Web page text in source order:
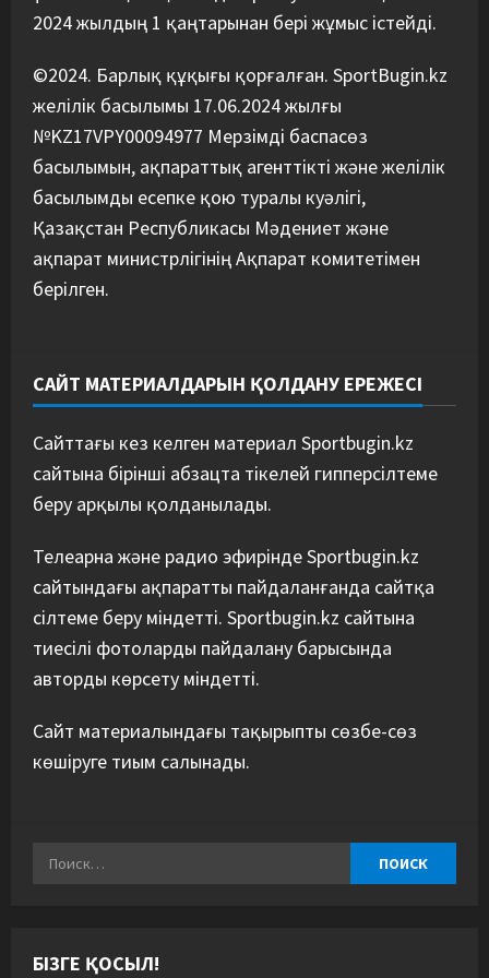
2024 жылдың 1 қаңтарынан бері жұмыс істейді.
©2024. Барлық құқығы қорғалған. SportBugin.kz
желілік басылымы 17.06.2024 жылғы
№KZ17VPY00094977 Мерзімді баспасөз
басылымын, ақпараттық агенттікті және желілік
басылымды есепке қою туралы куәлігі,
Қазақстан Республикасы Мәдениет және
ақпарат министрлігінің Ақпарат комитетімен
берілген.
САЙТ МАТЕРИАЛДАРЫН ҚОЛДАНУ ЕРЕЖЕСІ
Сайттағы кез келген материал Sportbugin.kz
сайтына бірінші абзацта тікелей гипперсілтеме
беру арқылы қолданылады.
Телеарна және радио эфирінде Sportbugin.kz
сайтындағы ақпаратты пайдаланғанда сайтқа
сілтеме беру міндетті. Sportbugin.kz сайтына
тиесілі фотоларды пайдалану барысында
авторды көрсету міндетті.
Сайт материалындағы тақырыпты сөзбе-сөз
көшіруге тиым салынады.
БІЗГЕ ҚОСЫЛ!